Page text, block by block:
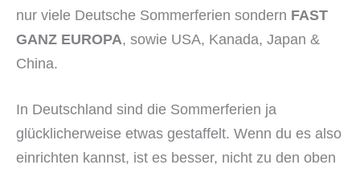
nur viele Deutsche Sommerferien sondern FAST
GANZ EUROPA, sowie USA, Kanada, Japan &
China.
In Deutschland sind die Sommerferien ja
glücklicherweise etwas gestaffelt. Wenn du es also
einrichten kannst, ist es besser, nicht zu den oben